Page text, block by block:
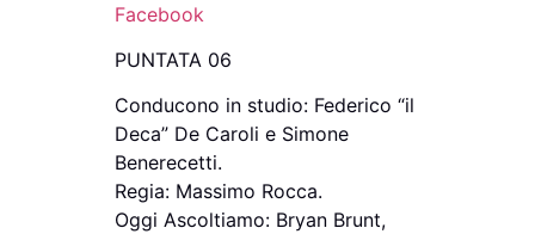
Facebook
PUNTATA 06
Conducono in studio: Federico “il
Deca” De Caroli e Simone
Benerecetti.
Regia: Massimo Rocca.
Oggi Ascoltiamo: Bryan Brunt,